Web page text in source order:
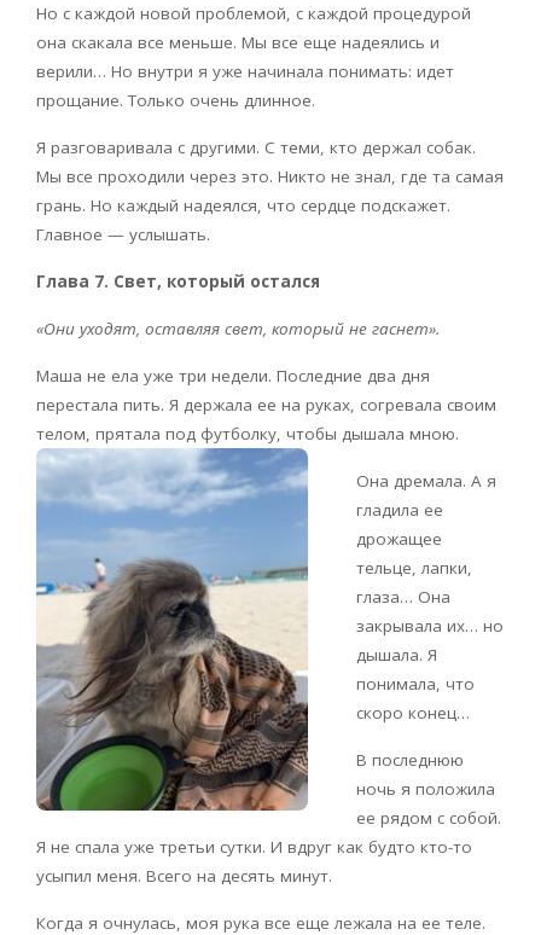
Но с каждой новой проблемой, с каждой процедурой
она скакала все меньше. Мы все еще надеялись и
верили… Но внутри я уже начинала понимать: идет
прощание. Только очень длинное.
Я разговаривала с другими. С теми, кто держал собак.
Мы все проходили через это. Никто не знал, где та самая
грань. Но каждый надеялся, что сердце подскажет.
Главное — услышать.
Глава 7. Свет, который остался
«Они уходят, оставляя свет, который не гаснет».
Маша не ела уже три недели. Последние два дня
перестала пить. Я держала ее на руках, согревала своим
телом, прятала под футболку, чтобы дышала мною.
Она дремала. А я
гладила ее
дрожащее
тельце, лапки,
глаза… Она
закрывала их… но
дышала. Я
понимала, что
скоро конец…
В последнюю
ночь я положила
ее рядом с собой.
Я не спала уже третьи сутки. И вдруг как будто кто-то
усыпил меня. Всего на десять минут.
Когда я очнулась, моя рука все еще лежала на ее теле.